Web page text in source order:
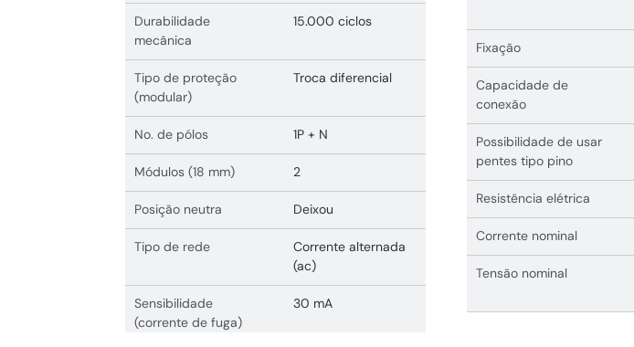
Durabilidade
mecânica
15.000 ciclos
Tipo de proteção
(modular)
Troca diferencial
No. de pólos 1P + N
Módulos (18 mm) 2
Posição neutra Deixou
Tipo de rede
Corrente alternada
(ac)
Sensibilidade
(corrente de fuga)
30 mA
Fixação
Capacidade de
conexão
Possibilidade de usar
pentes tipo pino
Resistência elétrica
Corrente nominal
Tensão nominal